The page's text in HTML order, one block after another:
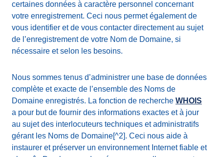
certaines données à caractère personnel concernant
votre enregistrement. Ceci nous permet également de
vous identifier et de vous contacter directement au sujet
de l’enregistrement de votre Nom de Domaine, si
nécessaire et selon les besoins.
Nous sommes tenus d’administrer une base de données
complète et exacte de l’ensemble des Noms de
Domaine enregistrés. La fonction de recherche WHOIS
a pour but de fournir des informations exactes et à jour
au sujet des interlocuteurs techniques et administratifs
gérant les Noms de Domaine[^2]. Ceci nous aide à
instaurer et préserver un environnement Internet fiable et